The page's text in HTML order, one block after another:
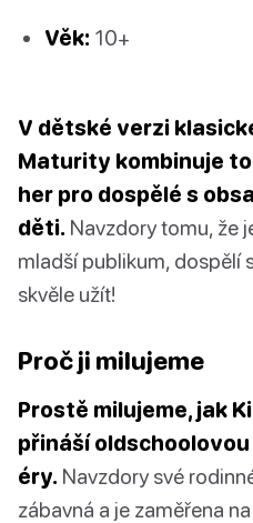
Věk: 10+
V dětské verzi
Maturity kombinuje
her pro dospělé s
děti. Navzdory tomu, že
mladší publikum, dospělí
skvěle užít!
Proč ji milujeme
Prostě milujeme, jak
přináší
éry. Navzdory své
zábavná a je zaměřena